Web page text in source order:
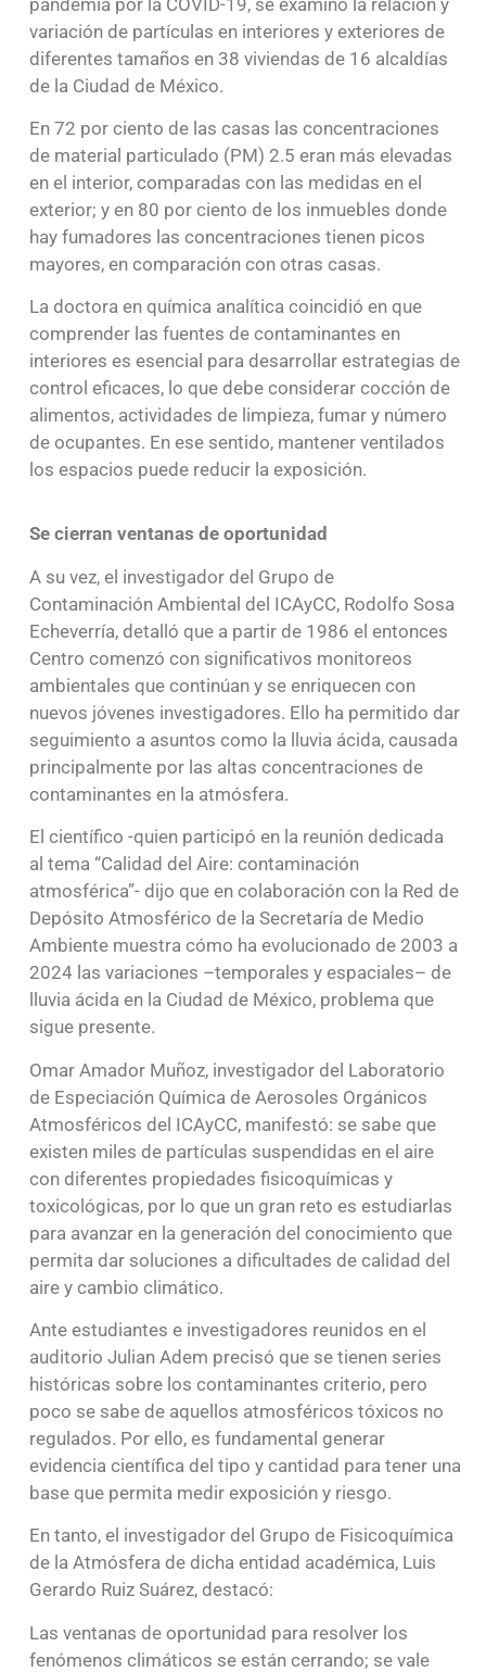
variación de partículas en interiores y exteriores de
diferentes tamaños en 38 viviendas de 16 alcaldías
de la Ciudad de México.
En 72 por ciento de las casas las concentraciones
de material particulado (PM) 2.5 eran más elevadas
en el interior, comparadas con las medidas en el
exterior; y en 80 por ciento de los inmuebles donde
hay fumadores las concentraciones tienen picos
mayores, en comparación con otras casas.
La doctora en química analítica coincidió en que
comprender las fuentes de contaminantes en
interiores es esencial para desarrollar estrategias de
control eficaces, lo que debe considerar cocción de
alimentos, actividades de limpieza, fumar y número
de ocupantes. En ese sentido, mantener ventilados
los espacios puede reducir la exposición.
Se cierran ventanas de oportunidad
A su vez, el investigador del Grupo de
Contaminación Ambiental del ICAyCC, Rodolfo Sosa
Echeverría, detalló que a partir de 1986 el entonces
Centro comenzó con significativos monitoreos
ambientales que continúan y se enriquecen con
nuevos jóvenes investigadores. Ello ha permitido dar
seguimiento a asuntos como la lluvia ácida, causada
principalmente por las altas concentraciones de
contaminantes en la atmósfera.
El científico -quien participó en la reunión dedicada
al tema “Calidad del Aire: contaminación
atmosférica”- dijo que en colaboración con la Red de
Depósito Atmosférico de la Secretaría de Medio
Ambiente muestra cómo ha evolucionado de 2003 a
2024 las variaciones –temporales y espaciales– de
lluvia ácida en la Ciudad de México, problema que
sigue presente.
Omar Amador Muñoz, investigador del Laboratorio
de Especiación Química de Aerosoles Orgánicos
Atmosféricos del ICAyCC, manifestó: se sabe que
existen miles de partículas suspendidas en el aire
con diferentes propiedades fisicoquímicas y
toxicológicas, por lo que un gran reto es estudiarlas
para avanzar en la generación del conocimiento que
permita dar soluciones a dificultades de calidad del
aire y cambio climático.
Ante estudiantes e investigadores reunidos en el
auditorio Julian Adem precisó que se tienen series
históricas sobre los contaminantes criterio, pero
poco se sabe de aquellos atmosféricos tóxicos no
regulados. Por ello, es fundamental generar
evidencia científica del tipo y cantidad para tener una
base que permita medir exposición y riesgo.
En tanto, el investigador del Grupo de Fisicoquímica
de la Atmósfera de dicha entidad académica, Luis
Gerardo Ruiz Suárez, destacó:
Las ventanas de oportunidad para resolver los
fenómenos climáticos se están cerrando; se vale